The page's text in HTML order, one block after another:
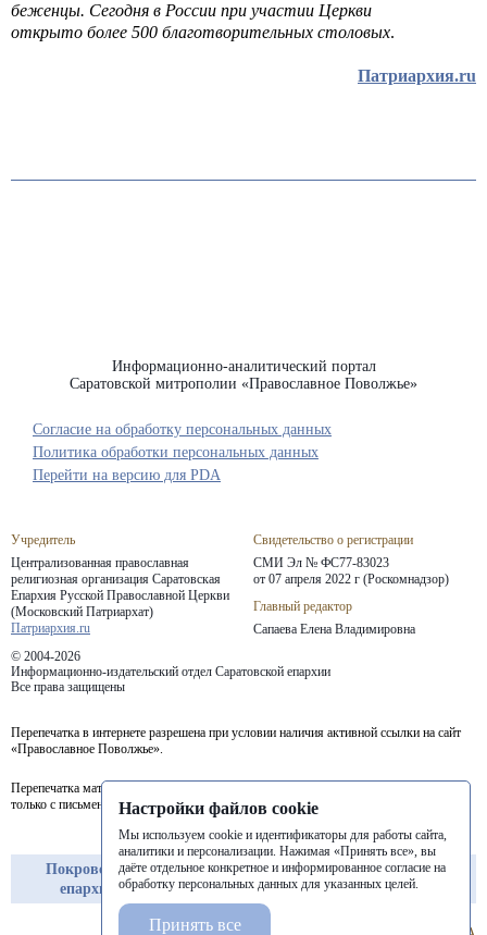
беженцы. Сегодня в России при участии Церкви
открыто более 500 благотворительных столовых.
Патриархия.ru
Информационно-аналитический портал
Саратовской митрополии «Православное Поволжье»
Учредитель
Централизованная православная
религиозная организация Саратовская
Епархия Русской Православной Церкви
(Московский Патриархат)
Патриархия.ru
Свидетельство о регистрации
СМИ Эл № ФС77-83023
от 07 апреля 2022 г (Роскомнадзор)
Главный редактор
Сапаева Елена Владимировна
© 2004-2026
Информационно-издательский отдел Саратовской епархии
Все права защищены
Согласие на обработку персональных данных
Политика обработки персональных данных
Перепечатка в интернете разрешена при условии наличия активной ссылки на сайт
«Православное Поволжье».
Перепечатка материалов портала в печатных изданиях (книгах, прессе) возможна
только с письменного разрешения редакции.
Покровская
епархия
Балашовская
епархия
Балаковская
епархия
Перейти на версию для PDA
Настройки файлов cookie
Мы используем cookie и идентификаторы для работы сайта,
аналитики и персонализации. Нажимая «Принять все», вы
даёте отдельное конкретное и информированное согласие на
обработку персональных данных для указанных целей.
Принять все